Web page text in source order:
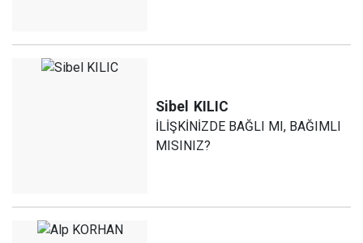
Sibel KILIC
İLİŞKİNİZDE BAĞLI MI, BAĞIMLI
MISINIZ?